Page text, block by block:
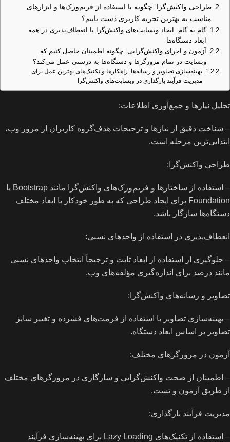
طراحی واکنش‌گرا: چگونه با استفاده از فریم‌ورک‌ها و ابزارهای
مناسب به بهترین تجربه کاربری دست یابیم؟
گام به گام: ایجاد وبسایت‌های واکنش‌گرا با انعطاف‌پذیری در همه
ابعاد دستگاه‌ها
آزمون و اجرای واکنش‌گرایی: چگونه اطمینان حاصل کنیم که
وبسایت در تمام مرورگرها و دستگاه‌ها به درستی عمل می‌کند؟
بهینه‌سازی تصاویر و رسانه‌ها: راهکارها و تکنیک‌های بهترین عمل برای
مدیریت فرآیند بارگذاری در وبسایت‌های واکنش‌گرا
تحلیل نیازها و جمع‌آوری اطلاعات:
– شناخت دقیق از نیازها و ترجیحات هدف‌گروه کاربران از مرور وب،
ابتدایی‌ترین مرحله است.
طراحی واکنش‌گرا:
– استفاده از ساختارها و فریم‌ورک‌های واکنش‌گرا مانند Bootstrap یا
Foundation برای ایجاد طراحی که به طور خودکار با ابعاد مختلف
دستگاه‌ها سازگار باشد.
انعطاف‌پذیری در استفاده از واحدهای نسبی:
– جلوگیری از استفاده از ابعاد ثابت و ترجیحاً انتخاب واحدهای نسبی
مانند درصد برای اندازه‌گیری مؤلفه‌های وب.
تصاویر و رسانه‌های واکنش‌گرا:
– بهینه‌سازی تصاویر با استفاده از فرمت‌های فشرده و تغییر سایز
تصاویر بر اساس ابعاد دستگاه.
آزمون در مرورگرهای مختلف:
– اطمینان از صحت واکنش‌گرایی و سازگاری در مرورگرهای مختلف
از طریق آزمون و تست.
مدیریت فرآیند بارگذاری:
– استفاده از تکنیک‌های Lazy Loading برای بهینه‌سازی فرآیند